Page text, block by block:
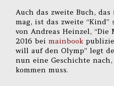
Auch das zweite Buch,
mag, ist das zweite “Kind”
von Andreas Heinzel, “Die
2016 beimainbook
will auf den Olymp” legt
nun eine Geschichte
kommen muss.